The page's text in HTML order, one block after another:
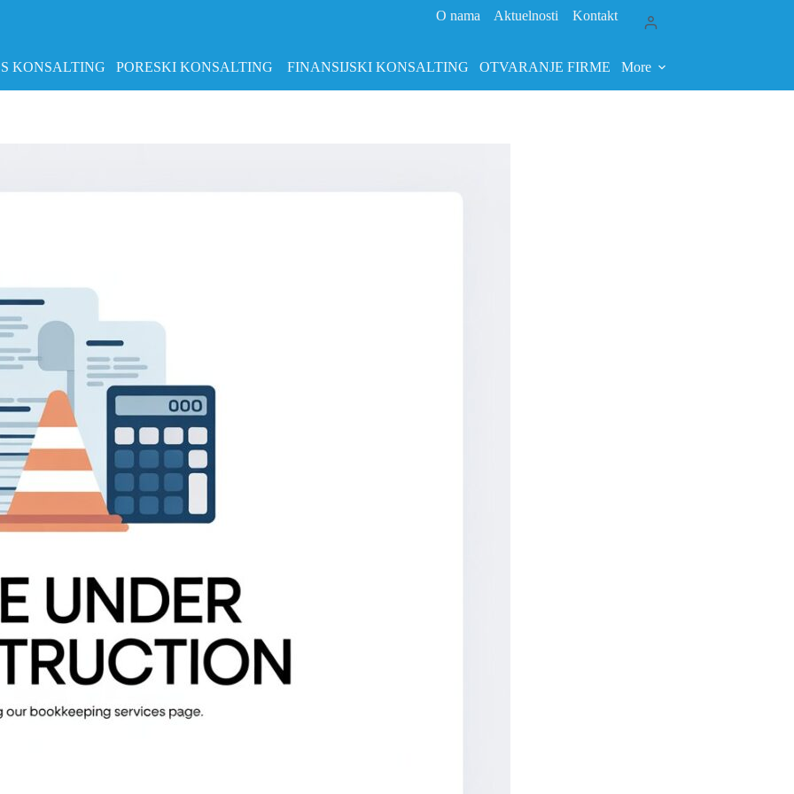
O nama Aktuelnosti Kontakt
KONSALTING PORESKI KONSALTING FINANSIJSKI KONSALTING OTVARANJE FIRME More